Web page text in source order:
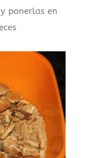
ponerlas en